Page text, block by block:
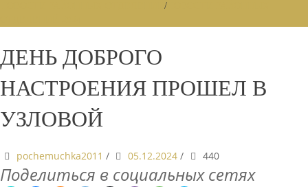
/
ДЕНЬ ДОБРОГО
НАСТРОЕНИЯ ПРОШЕЛ В
УЗЛОВОЙ
pochemuchka2011 / 05.12.2024 / 440
Поделиться в социальных сетях